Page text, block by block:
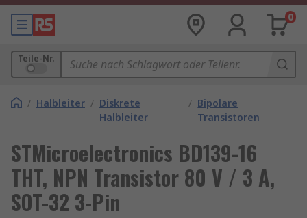
0
Teile-Nr.
/ Halbleiter / Diskrete
Halbleiter
/ Bipolare
Transistoren
STMicroelectronics BD139-16
THT, NPN Transistor 80 V / 3 A,
SOT-32 3-Pin